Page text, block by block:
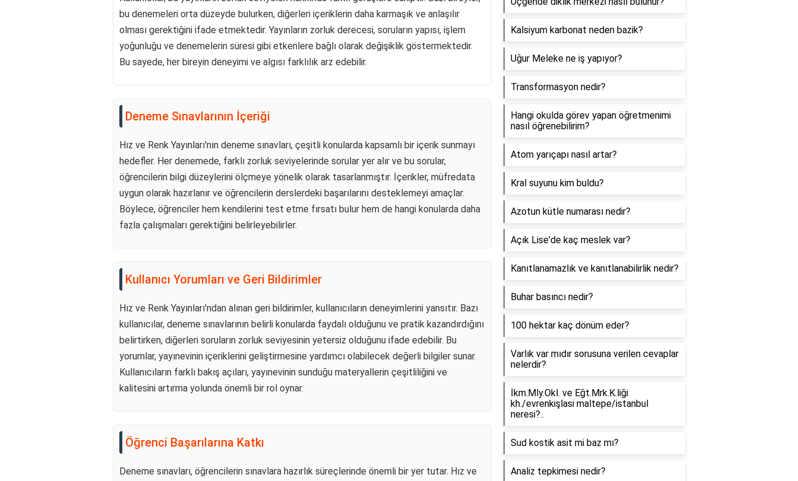
bu denemeleri orta düzeyde bulurken, diğerleri içeriklerin daha karmaşık ve anlaşılır
olması gerektiğini ifade etmektedir. Yayınların zorluk derecesi, soruların yapısı, işlem
yoğunluğu ve denemelerin süresi gibi etkenlere bağlı olarak değişiklik göstermektedir.
Bu sayede, her bireyin deneyimi ve algısı farklılık arz edebilir.
Deneme Sınavlarının İçeriği
Hız ve Renk Yayınları'nın deneme sınavları, çeşitli konularda kapsamlı bir içerik sunmayı
hedefler. Her denemede, farklı zorluk seviyelerinde sorular yer alır ve bu sorular,
öğrencilerin bilgi düzeylerini ölçmeye yönelik olarak tasarlanmıştır. İçerikler, müfredata
uygun olarak hazırlanır ve öğrencilerin derslerdeki başarılarını desteklemeyi amaçlar.
Böylece, öğrenciler hem kendilerini test etme fırsatı bulur hem de hangi konularda daha
fazla çalışmaları gerektiğini belirleyebilirler.
Kullanıcı Yorumları ve Geri Bildirimler
Hız ve Renk Yayınları'ndan alınan geri bildirimler, kullanıcıların deneyimlerini yansıtır. Bazı
kullanıcılar, deneme sınavlarının belirli konularda faydalı olduğunu ve pratik kazandırdığını
belirtirken, diğerleri soruların zorluk seviyesinin yetersiz olduğunu ifade edebilir. Bu
yorumlar, yayınevinin içeriklerini geliştirmesine yardımcı olabilecek değerli bilgiler sunar.
Kullanıcıların farklı bakış açıları, yayınevinin sunduğu materyallerin çeşitliliğini ve
kalitesini artırma yolunda önemli bir rol oynar.
Öğrenci Başarılarına Katkı
Deneme sınavları, öğrencilerin sınavlara hazırlık süreçlerinde önemli bir yer tutar. Hız ve
Kalsiyum karbonat neden bazik?
Uğur Meleke ne iş yapıyor?
Transformasyon nedir?
Hangi okulda görev yapan öğretmenimi
nasıl öğrenebilirim?
Atom yarıçapı nasıl artar?
Kral suyunu kim buldu?
Azotun kütle numarası nedir?
Açık Lise'de kaç meslek var?
Kanıtlanamazlık ve kanıtlanabilirlik nedir?
Buhar basıncı nedir?
100 hektar kaç dönüm eder?
Varlık var mıdır sorusuna verilen cevaplar
nelerdir?
İkm.Mly.Okl. ve Eğt.Mrk.K.liği
kh./evrenkişlasi maltepe/istanbul
neresi?..
Sud kostik asit mi baz mı?
Analiz tepkimesi nedir?